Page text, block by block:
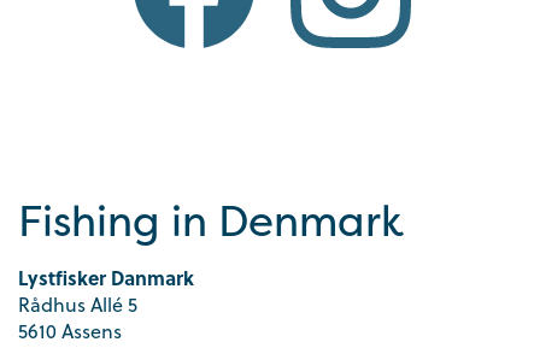
Fishing in Denmark
Lystfisker Danmark
Rådhus Allé 5
5610 Assens